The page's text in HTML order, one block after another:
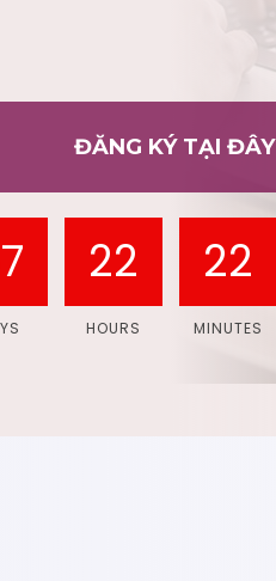
ĐĂNG KÝ TẠI ĐÂY
22
HOURS
22
MINUTES